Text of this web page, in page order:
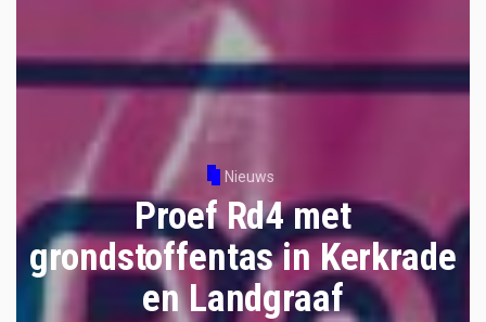
Nieuws
Proef Rd4 met
grondstoffentas in Kerkrade
en Landgraaf